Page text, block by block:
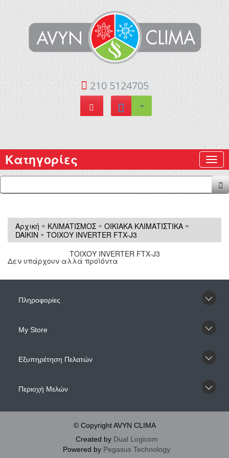
210 5124705
Κατηγορίες
Αρχική » ΚΛΙΜΑΤΙΣΜΟΣ » ΟΙΚΙΑΚΑ ΚΛΙΜΑΤΙΣΤΙΚΑ »
DAIKIN» ΤΟΙΧΟΥ INVERTER FTX-J3
ΤΟΙΧΟΥ INVERTER FTX-J3
Δεν υπάρχουν αλλά πρoϊόντα
Πληροφορίες
Μy Store
Εξυπηρέτηση Πελατών
Περιοχή Mελών
© Copyright AVYN CLIMA
Created by Dual Logicom
Powered by Pegasus Technology